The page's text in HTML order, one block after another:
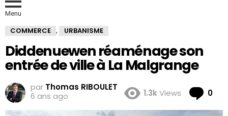
Menu
COMMERCE , URBANISME
Diddenuewen réaménage son
entrée de ville à La Malgrange
par Thomas RIBOULET
6 ans ago
1.3kViews 0